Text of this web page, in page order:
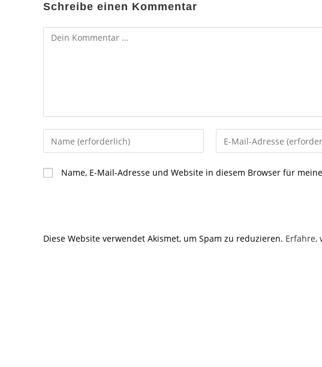
Schreibe einen Kommentar
Kommentar
Gib
deinen
Namen
oder
ein
Gib
deine
ein
Name, E-Mail-Adresse und Website in diesem Browser für
Diese Website verwendet Akismet, um Spam zu reduzieren. Erfahre,